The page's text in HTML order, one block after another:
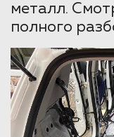
металл.
полного